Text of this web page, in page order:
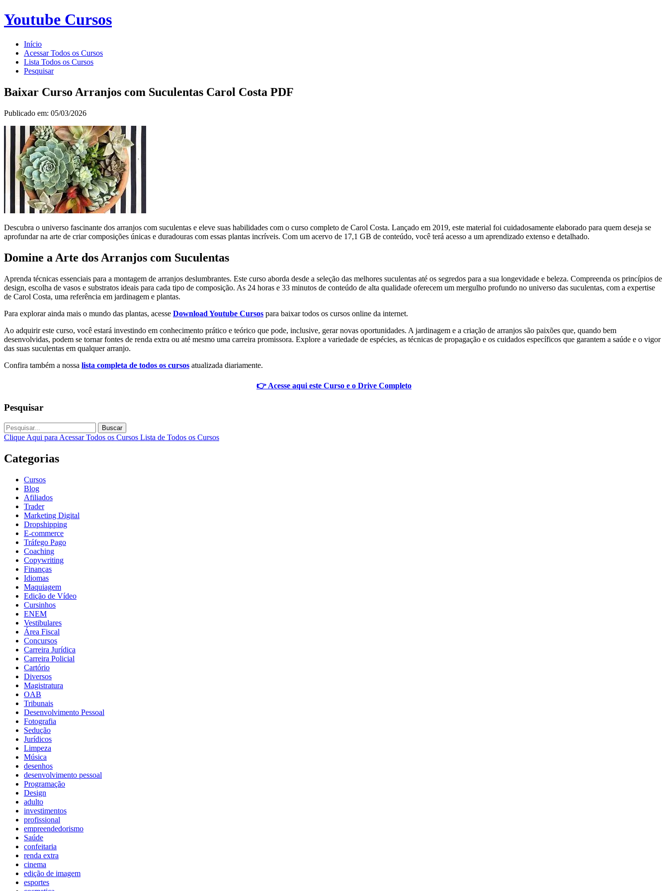
Youtube Cursos
Início
Acessar Todos os Cursos
Lista Todos os Cursos
Pesquisar
Baixar Curso Arranjos com Suculentas Carol Costa PDF
Publicado em: 05/03/2026
Descubra o universo fascinante dos arranjos com suculentas e eleve suas habilidades com o curso completo de Carol Costa. Lançado em 2019, este material foi cuidadosamente elaborado para quem deseja se
aprofundar na arte de criar composições únicas e duradouras com essas plantas incríveis. Com um acervo de 17,1 GB de conteúdo, você terá acesso a um aprendizado extenso e detalhado.
Domine a Arte dos Arranjos com Suculentas
Aprenda técnicas essenciais para a montagem de arranjos deslumbrantes. Este curso aborda desde a seleção das melhores suculentas até os segredos para a sua longevidade e beleza. Compreenda os princípios de
design, escolha de vasos e substratos ideais para cada tipo de composição. As 24 horas e 33 minutos de conteúdo de alta qualidade oferecem um mergulho profundo no universo das suculentas, com a expertise
de Carol Costa, uma referência em jardinagem e plantas.
Para explorar ainda mais o mundo das plantas, acesse Download Youtube Cursos para baixar todos os cursos online da internet.
Ao adquirir este curso, você estará investindo em conhecimento prático e teórico que pode, inclusive, gerar novas oportunidades. A jardinagem e a criação de arranjos são paixões que, quando bem
desenvolvidas, podem se tornar fontes de renda extra ou até mesmo uma carreira promissora. Explore a variedade de espécies, as técnicas de propagação e os cuidados específicos que garantem a saúde e o vigor
das suas suculentas em qualquer arranjo.
Confira também a nossa lista completa de todos os cursos atualizada diariamente.
👉 Acesse aqui este Curso e o Drive Completo
Pesquisar
Buscar
Clique Aqui para Acessar Todos os Cursos Lista de Todos os Cursos
Categorias
Cursos
Blog
Afiliados
Trader
Marketing Digital
Dropshipping
E-commerce
Tráfego Pago
Coaching
Copywriting
Finanças
Idiomas
Maquiagem
Edição de Vídeo
Cursinhos
ENEM
Vestibulares
Área Fiscal
Concursos
Carreira Jurídica
Carreira Policial
Cartório
Diversos
Magistratura
OAB
Tribunais
Desenvolvimento Pessoal
Fotografia
Sedução
Jurídicos
Limpeza
Música
desenhos
desenvolvimento pessoal
Programação
Design
adulto
investimentos
profissional
empreendedorismo
Saúde
confeitaria
renda extra
cinema
edição de imagem
esportes